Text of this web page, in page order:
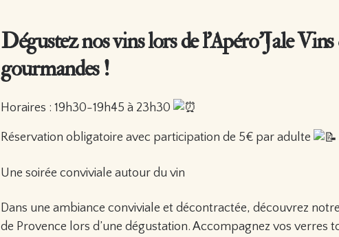
Dégustez nos vins lors de l’Apéro’Jale
gourmandes !
Horaires : 19h30-19h45 à 23h30
Réservation obligatoire avec participation de 5€ par adulte
Une soirée conviviale autour du vin
Dans une ambiance conviviale et décontractée, découvrez
de Provence lors d’une dégustation. Accompagnez vos verres